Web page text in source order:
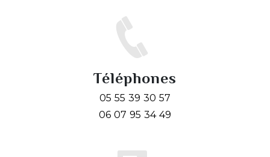
Téléphones
05 55 39 30 57
06 07 95 34 49